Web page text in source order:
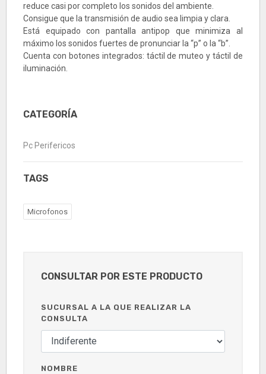
reduce casi por completo los sonidos del ambiente.
Consigue que la transmisión de audio sea limpia y clara.
Está equipado con pantalla antipop que minimiza al
máximo los sonidos fuertes de pronunciar la “p” o la “b”.
Cuenta con botones integrados: táctil de muteo y táctil de
iluminación.
CATEGORÍA
Pc Perifericos
TAGS
Microfonos
CONSULTAR POR ESTE PRODUCTO
SUCURSAL A LA QUE REALIZAR LA
CONSULTA
NOMBRE